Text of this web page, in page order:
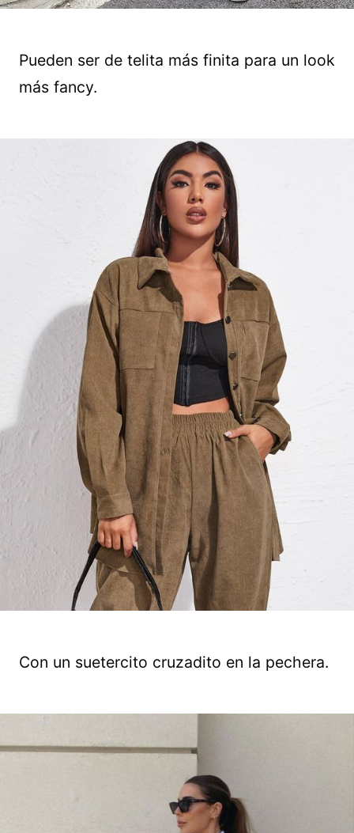
Pueden ser de telita más finita para un look
más fancy.
Con un suetercito cruzadito en la pechera.